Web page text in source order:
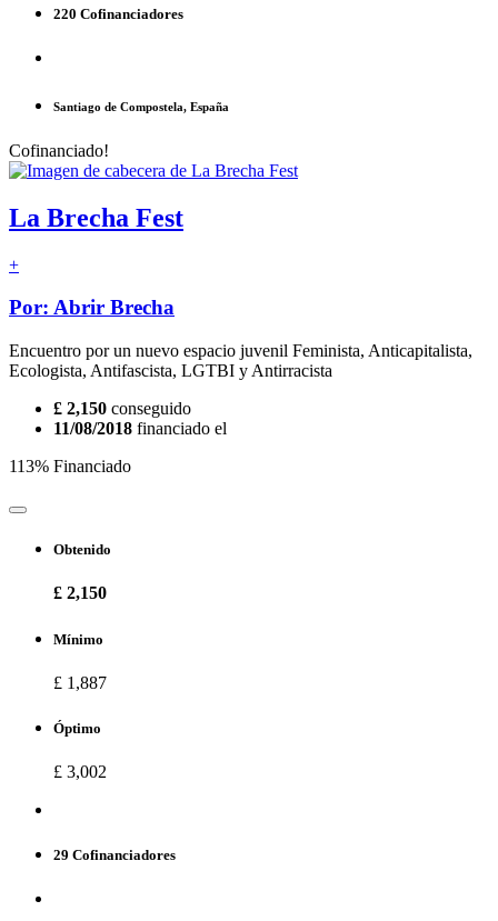
220 Cofinanciadores
Santiago de Compostela, España
Cofinanciado!
La Brecha Fest
+
Por: Abrir Brecha
Encuentro por un nuevo espacio juvenil Feminista, Anticapitalista,
Ecologista, Antifascista, LGTBI y Antirracista
£ 2,150 conseguido
11/08/2018 financiado el
113% Financiado
Obtenido
£ 2,150
Mínimo
£ 1,887
Óptimo
£ 3,002
29 Cofinanciadores